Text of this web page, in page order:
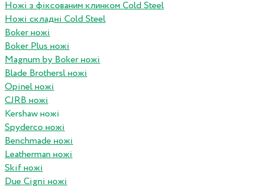
Ножі з фіксованим клинком Cold Steel
Ножі складні Cold Steel
Boker ножі
Boker Plus ножі
Magnum by Boker ножі
Blade Brothersl ножі
Opinel ножі
CJRB ножі
Kershaw ножі
Spyderco ножі
Benchmade ножі
Leatherman ножі
Skif ножі
Due Cigni ножі